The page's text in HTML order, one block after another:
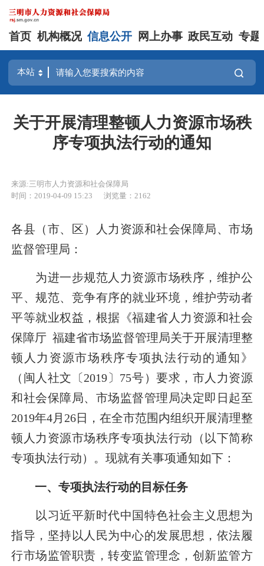
首页 机构概况 信息公开 网上办事 政民互动 专题
关于开展清理整顿人力资源市场秩
序专项执法行动的通知
来源:三明市人力资源和社会保障局
时间：2019-04-09 15:23
浏览量：2162
各县（市、区）人力资源和社会保障局、市场
监督管理局：
为进一步规范人力资源市场秩序，维护公
平、规范、竞争有序的就业环境，维护劳动者
平等就业权益，根据《福建省人力资源和社会
保障厅 福建省市场监督管理局关于开展清理整
顿人力资源市场秩序专项执法行动的通知》
（闽人社文〔2019 〕 75号）要求，市人力资源
和社会保障局、市场监督管理局决定即日起至
2019年4月 26日，在全市范围内组织开展清理整
顿人力资源市场秩序专项执法行动（以下简称
专项执法行动）。现就有关事项通知如下：
一、专项执法行动的目标任务
以习近平新时代中国特色社会主义思想为
指导，坚持以人民为中心的发展思想，依法履
行市场监管职责，转变监管理念，创新监管方